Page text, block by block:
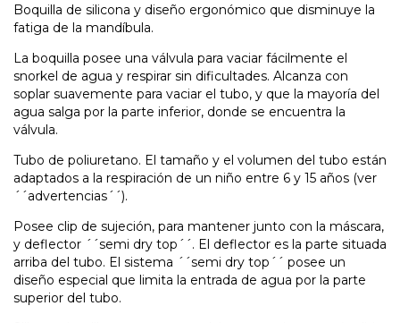
Boquilla de silicona y diseño ergonómico que disminuye la
fatiga de la mandíbula.
La boquilla posee una válvula para vaciar fácilmente el
snorkel de agua y respirar sin dificultades. Alcanza con
soplar suavemente para vaciar el tubo, y que la mayoría del
agua salga por la parte inferior, donde se encuentra la
válvula.
Tubo de poliuretano. El tamaño y el volumen del tubo están
adaptados a la respiración de un niño entre 6 y 15 años (ver
´´advertencias´´).
Posee clip de sujeción, para mantener junto con la máscara,
y deflector ´´semi dry top´´. El deflector es la parte situada
arriba del tubo. El sistema ´´semi dry top´´ posee un
diseño especial que limita la entrada de agua por la parte
superior del tubo.